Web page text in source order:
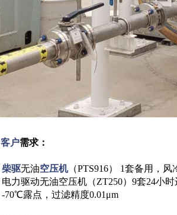
客户需求：
柴驱无油空压机（PTS916） 1套备用，
电力驱动无油空压机（ZT250）9套24小
-70℃露点，过滤精度0.01μm